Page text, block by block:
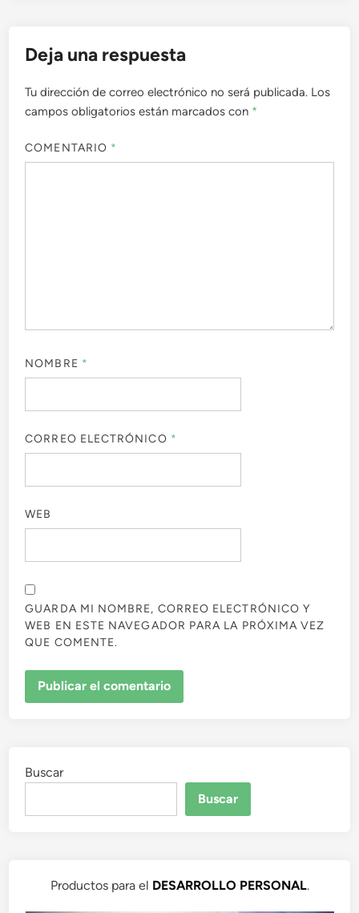
Deja una respuesta
Tu dirección de correo electrónico no será publicada. Los
campos obligatorios están marcados con *
COMENTARIO *
NOMBRE *
CORREO ELECTRÓNICO *
WEB
GUARDA MI NOMBRE, CORREO ELECTRÓNICO Y
WEB EN ESTE NAVEGADOR PARA LA PRÓXIMA VEZ
QUE COMENTE.
Buscar
Buscar
Productos para el DESARROLLO PERSONAL.